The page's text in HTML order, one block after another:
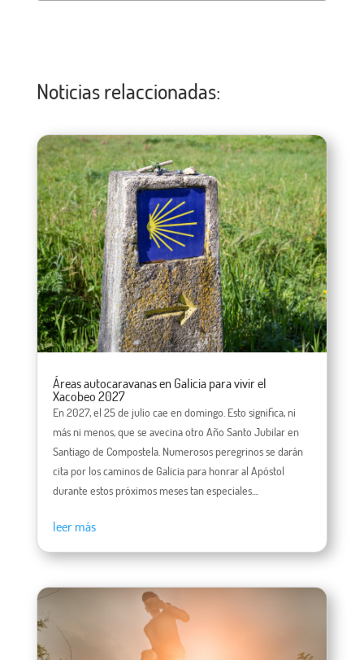
Noticias relaccionadas:
Áreas autocaravanas en Galicia para vivir el
Xacobeo 2027
En 2027, el 25 de julio cae en domingo. Esto significa, ni
más ni menos, que se avecina otro Año Santo Jubilar en
Santiago de Compostela. Numerosos peregrinos se darán
cita por los caminos de Galicia para honrar al Apóstol
durante estos próximos meses tan especiales....
leer más